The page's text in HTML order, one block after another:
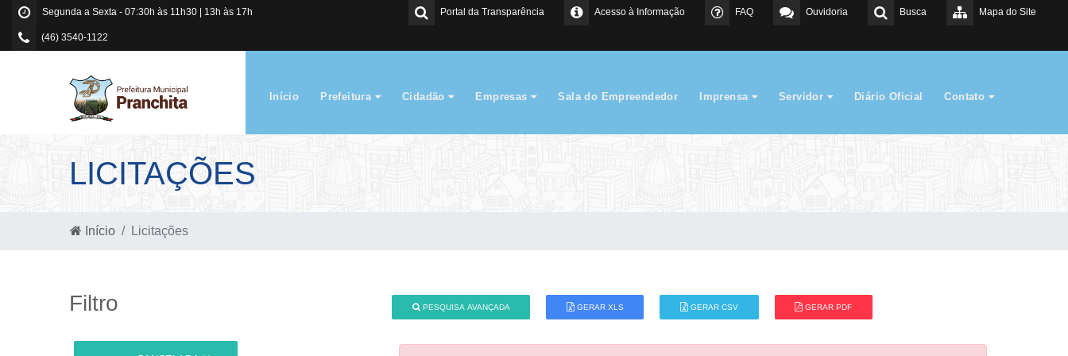
Segunda a Sexta - 07:30h às 11h30 | 13h às 17h
(46) 3540-1122
Mapa do Site
Busca
Ouvidoria
FAQ
Acesso à Informação
Portal da Transparência
Início Prefeitura Cidadão Empresas Sala do Empreendedor Imprensa Servidor Diário Oficial Contato
LICITAÇÕES
Início Licitações
Filtro PESQUISA AVANÇADA GERAR XLS GERAR CSV GERAR PDF